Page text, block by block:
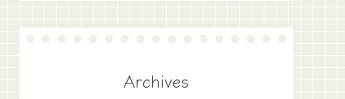
Archives